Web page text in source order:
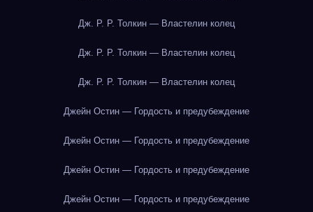
Дж. Р. Р. Толкин — Властелин колец
Дж. Р. Р. Толкин — Властелин колец
Дж. Р. Р. Толкин — Властелин колец
Джейн Остин — Гордость и предубеждение
Джейн Остин — Гордость и предубеждение
Джейн Остин — Гордость и предубеждение
Джейн Остин — Гордость и предубеждение